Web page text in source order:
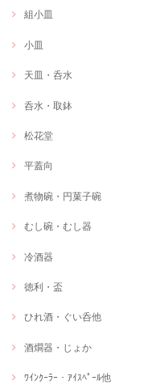
組小皿
小皿
天皿・呑水
呑水・取鉢
松花堂
平蓋向
煮物碗・円菓子碗
むし碗・むし器
冷酒器
徳利・盃
ひれ酒・ぐい呑他
酒燗器・じょか
ﾜｲﾝｸｰﾗｰ・ｱｲｽﾍﾟｰﾙ他